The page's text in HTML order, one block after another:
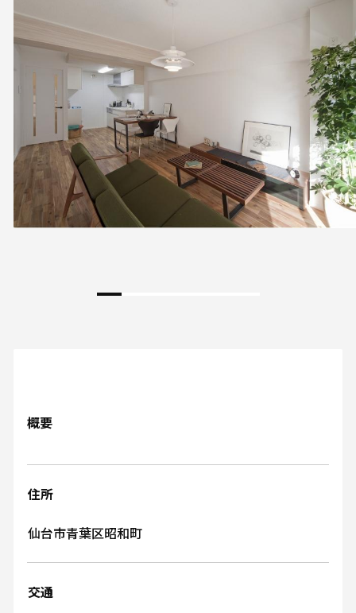
概要
住所
仙台市青葉区昭和町
交通